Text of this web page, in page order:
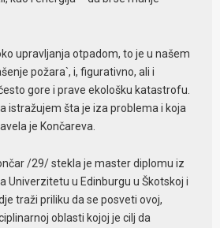
upravljanja otpadom, to je u našem
požara`, i, figurativno, ali i
gore i prave ekološku katastrofu.
istražujem šta je iza problema i koja
je Končareva.
/29/ stekla je master diplomu iz
Univerzitetu u Edinburgu u Škotskoj i
traži priliku da se posveti ovoj,
oblasti kojoj je cilj da